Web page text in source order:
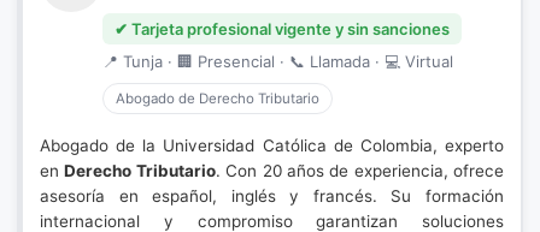
✔ Tarjeta profesional vigente y sin sanciones
📍 Tunja · 🏢 Presencial · 📞 Llamada · 💻 Virtual
Abogado de Derecho Tributario
Abogado de la Universidad Católica de Colombia, experto
enDerecho Tributario. Con 20 años de experiencia, ofrece
asesoría en español, inglés y francés. Su formación
internacional y compromiso garantizan soluciones